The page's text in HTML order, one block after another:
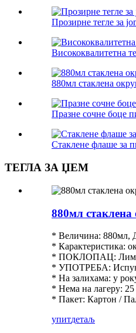
Прозирне тегле за
Висококвалитетна
880мл стаклена
Празне сочне боце
Стаклене флаше за
ТЕГЛА ЗА ЏЕМ
880мл стаклена
* Величина: 880мл,
* Карактеристика:
* ПОКЛОПАЦ:
* УПОТРЕБА:
* На залихама: у
* Нема на лагеру: 25
* Пакет: Картон /
упитдетаљ